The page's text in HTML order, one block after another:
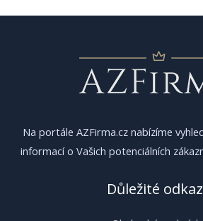
Na portále AZFirma.cz nabízíme
informací o Vašich potenciálních
Důležité